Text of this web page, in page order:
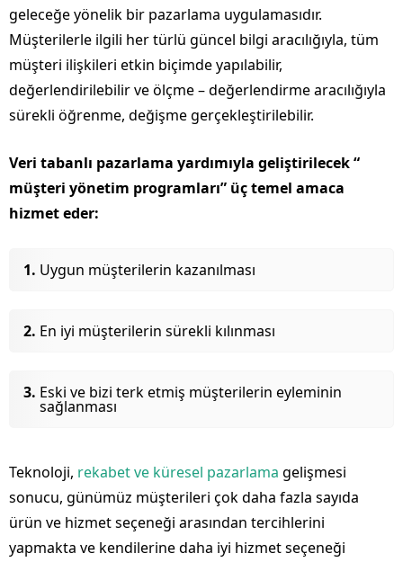
geleceğe yönelik bir pazarlama uygulamasıdır.
Müşterilerle ilgili her türlü güncel bilgi aracılığıyla, tüm
müşteri ilişkileri etkin biçimde yapılabilir,
değerlendirilebilir ve ölçme – değerlendirme aracılığıyla
sürekli öğrenme, değişme gerçekleştirilebilir.
Veri tabanlı pazarlama yardımıyla geliştirilecek “
müşteri yönetim programları” üç temel amaca
hizmet eder:
Uygun müşterilerin kazanılması
En iyi müşterilerin sürekli kılınması
Eski ve bizi terk etmiş müşterilerin eyleminin
sağlanması
Teknoloji, rekabet ve küresel pazarlama gelişmesi
sonucu, günümüz müşterileri çok daha fazla sayıda
ürün ve hizmet seçeneği arasından tercihlerini
yapmakta ve kendilerine daha iyi hizmet seçeneği